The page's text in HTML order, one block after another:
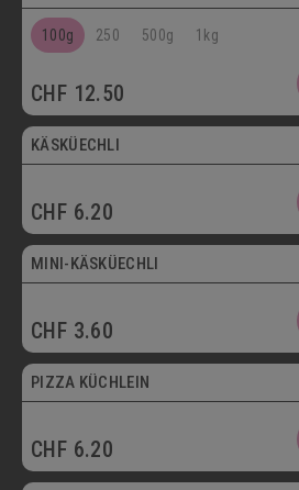
100g 250 500g 1kg
CHF 12.50
Vegetarisch
KÄSKÜECHLI
CHF 6.20
Vegetarisch
MINI-KÄSKÜECHLI
CHF 3.60
PIZZA KÜCHLEIN
CHF 6.20
Mini